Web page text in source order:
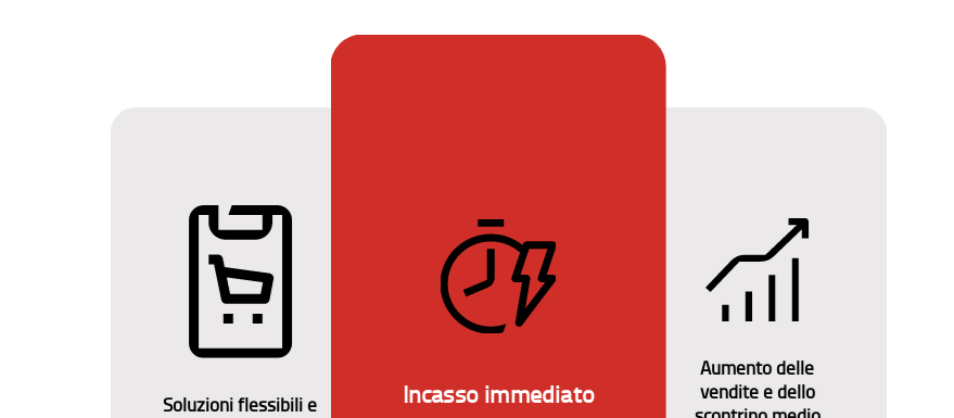
Soluzioni flessibili e
Incasso immediato​
Aumento delle
vendite e dello